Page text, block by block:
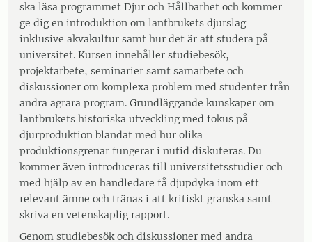
ska läsa programmet Djur och Hållbarhet och kommer
ge dig en introduktion om lantbrukets djurslag
inklusive akvakultur samt hur det är att studera på
universitet. Kursen innehåller studiebesök,
projektarbete, seminarier samt samarbete och
diskussioner om komplexa problem med studenter från
andra agrara program. Grundläggande kunskaper om
lantbrukets historiska utveckling med fokus på
djurproduktion blandat med hur olika
produktionsgrenar fungerar i nutid diskuteras. Du
kommer även introduceras till universitetsstudier och
med hjälp av en handledare få djupdyka inom ett
relevant ämne och tränas i att kritiskt granska samt
skriva en vetenskaplig rapport.
Genom studiebesök och diskussioner med andra